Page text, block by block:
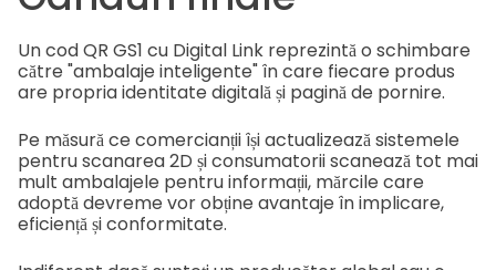
Un cod QR GS1 cu Digital Link reprezintă o schimbare
către "ambalaje inteligente" în care fiecare produs
are propria identitate digitală și pagină de pornire.
Pe măsură ce comercianții își actualizează sistemele
pentru scanarea 2D și consumatorii scanează tot mai
mult ambalajele pentru informații, mărcile care
adoptă devreme vor obține avantaje în implicare,
eficiență și conformitate.